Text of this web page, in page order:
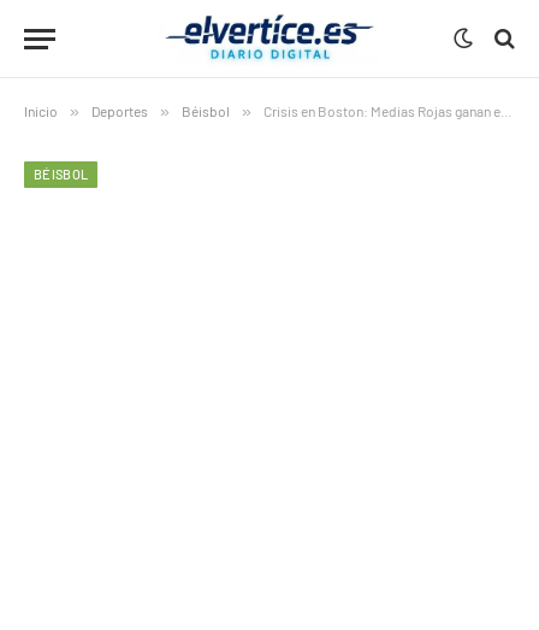
Inicio » Deportes » Béisbol » Crisis en Boston: Medias Rojas ganan en plena revolución interna
BÉISBOL